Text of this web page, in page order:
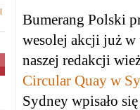
Bumerang Polski
wesolej akcji już
naszej redakcji
Circular Quay w
Sydney wpisało